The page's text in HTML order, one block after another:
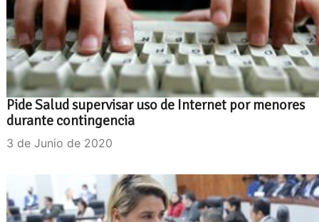
Pide Salud supervisar uso de Internet por menores
durante contingencia
3 de Junio de 2020